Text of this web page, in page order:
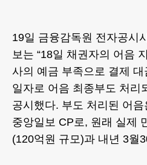
19일 금융감독원 전자공시
보는 “18일 채권자의 어음
사의 예금 부족으로 결제
일자로 어음 최종부도 처리
공시했다. 부도 처리된 어
중앙일보 CP로, 원래 실제
(120억원 규모)과 내년 3월